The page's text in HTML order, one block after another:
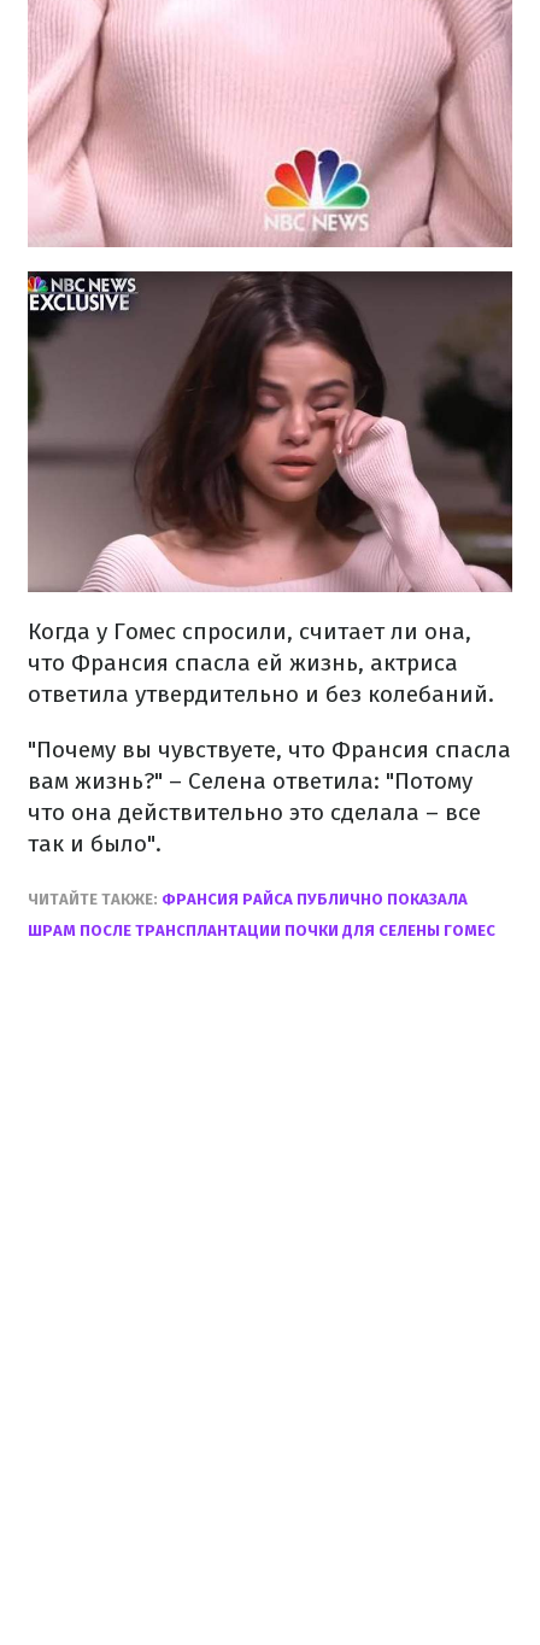
Когда у Гомес спросили, считает ли она,
что Франсия спасла ей жизнь, актриса
ответила утвердительно и без колебаний.
"Почему вы чувствуете, что Франсия спасла
вам жизнь?" – Селена ответила: "Потому
что она действительно это сделала – все
так и было".
ЧИТАЙТЕ ТАКЖЕ: ФРАНСИЯ РАЙСА ПУБЛИЧНО ПОКАЗАЛА
ШРАМ ПОСЛЕ ТРАНСПЛАНТАЦИИ ПОЧКИ ДЛЯ СЕЛЕНЫ ГОМЕС